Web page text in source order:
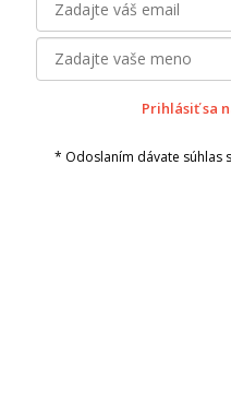
Prihlásiť sa
* Odoslaním dávate súhlas